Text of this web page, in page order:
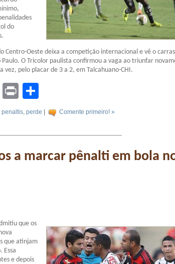
do
Centro-Oeste deixa a competição internacional e vê o
O Tricolor paulista confirmou a vaga ao triunfar
vez, pelo placar de 3 a 2, em Talcahuano-CHI.
Telegram
Print
penaltis, perde Comente primeiro! »
a marcar pênalti em bola
que os
que atinjam
Essa
e depois